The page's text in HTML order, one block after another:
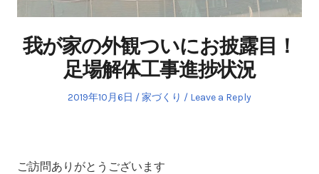
我が家の外観ついにお披露目！
足場解体工事進捗状況
Posted
2019年10月6日
Posted
家づくり Leave a Reply
ご訪問ありがとうございます